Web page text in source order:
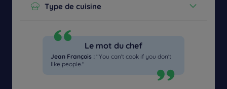
Etre
E-mail : stquentinenyvelines@campanile.fr
Type de cuisine
Petit-déjeuner buffet
Menu enfant
Menu Spécifique Végétarien
Le mot du chef
Jean François : "You can't cook if you don't
like people."